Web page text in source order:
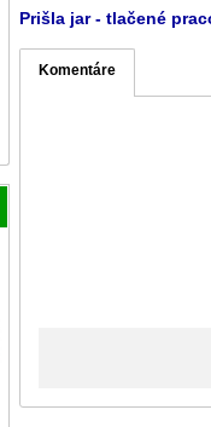
Prišla jar - tlačené
Komentáre